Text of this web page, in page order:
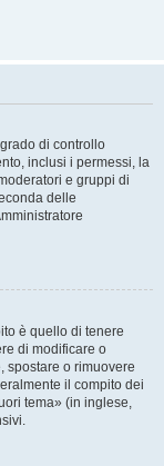
di controllo
inclusi i permessi, la
e gruppi di
delle
è quello di tenere
di modificare o
spostare o rimuovere
il compito dei
tema» (in inglese,